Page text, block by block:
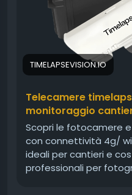
TIMELAPSEVISION.IO
Telecamere
monitoraggio
Scopri le fotocamere
con connettività 4g/
ideali per cantieri e
professionali per